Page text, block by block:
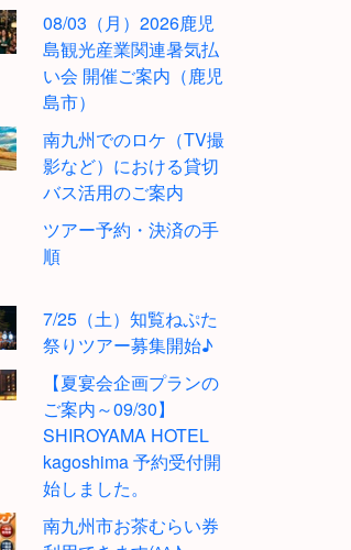
08/03（月）2026鹿児
島観光産業関連暑気払
い会 開催ご案内（鹿児
島市）
南九州でのロケ（TV撮
影など）における貸切
バス活用のご案内
ツアー予約・決済の手
順
7/25（土）知覧ねぷた
祭りツアー募集開始♪
【夏宴会企画プランの
ご案内～09/30】
SHIROYAMA HOTEL
kagoshima 予約受付開
始しました。
南九州市お茶むらい券